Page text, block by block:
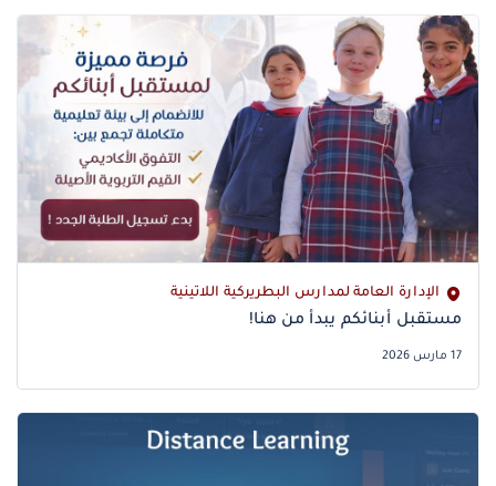
الإدارة العامة لمدارس البطريركية اللاتينية
17 مارس 2026